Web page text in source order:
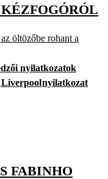
öltözőbe rohant a
nyilatkozatok
Liverpoolnyilatkozat
FABINHO